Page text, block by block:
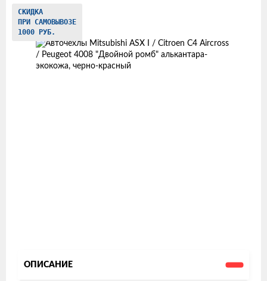
Изображения
товаров
СКИДКА
ПРИ САМОВЫВОЗЕ
1000 РУБ.
ОПИСАНИЕ